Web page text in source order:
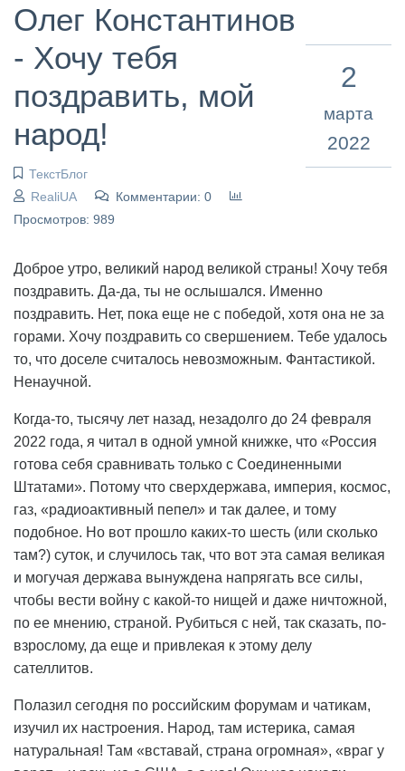
Олег Константинов
- Хочу тебя
поздравить, мой
народ!
ТекстБлог
RealiUA
Комментарии: 0
Просмотров: 989
2
марта
2022
Доброе утро, великий народ великой страны! Хочу тебя
поздравить. Да-да, ты не ослышался. Именно
поздравить. Нет, пока еще не с победой, хотя она не за
горами. Хочу поздравить со свершением. Тебе удалось
то, что доселе считалось невозможным. Фантастикой.
Ненаучной.
Когда-то, тысячу лет назад, незадолго до 24 февраля
2022 года, я читал в одной умной книжке, что «Россия
готова себя сравнивать только с Соединенными
Штатами». Потому что сверхдержава, империя, космос,
газ, «радиоактивный пепел» и так далее, и тому
подобное. Но вот прошло каких-то шесть (или сколько
там?) суток, и случилось так, что вот эта самая великая
и могучая держава вынуждена напрягать все силы,
чтобы вести войну с какой-то нищей и даже ничтожной,
по ее мнению, страной. Рубиться с ней, так сказать, по-
взрослому, да еще и привлекая к этому делу
сателлитов.
Полазил сегодня по российским форумам и чатикам,
изучил их настроения. Народ, там истерика, самая
натуральная! Там «вставай, страна огромная», «враг у